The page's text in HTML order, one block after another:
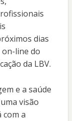
dias
on-line do
da LBV.
e a saúde
visão
com a